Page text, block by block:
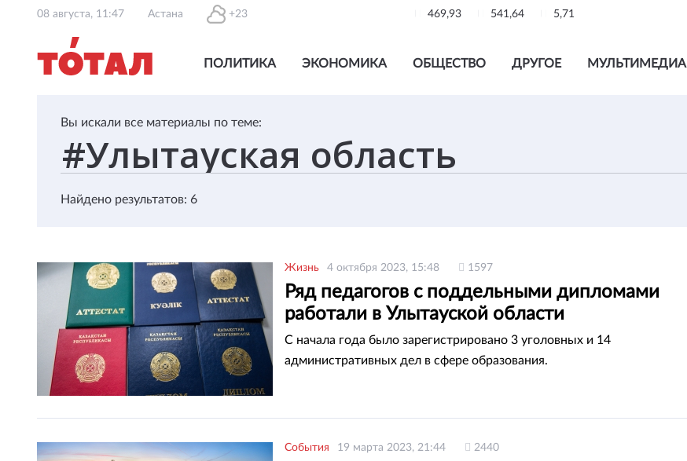
08 августа, 11:47 Астана +23 469,93 541,64 5,71
ПОЛИТИКА ЭКОНОМИКА ОБЩЕСТВО ДРУГОЕ МУЛЬТИМЕДИА
Вы искали все материалы по теме:
Найдено результатов: 6
Жизнь 4 октября 2023, 15:48 1597
Ряд педагогов с поддельными дипломами
работали в Улытауской области
С начала года было зарегистрировано 3 уголовных и 14
административных дел в сфере образования.
События 19 марта 2023, 21:44 2440